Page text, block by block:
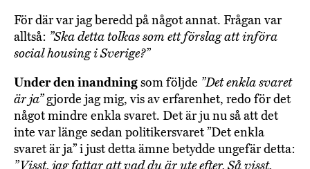
För där var jag beredd på något annat. Frågan var
alltså: ”Ska detta tolkas som ett förslag att införa
social housing i Sverige?”
Under den inandningsom följde ”Det enkla svaret
är ja”gjorde jag mig, vis av erfarenhet, redo för det
något mindre enkla svaret. Det är ju nu så att det
inte var länge sedan politikersvaret ”Det enkla
svaret är ja” i just detta ämne betydde ungefär detta:
”Visst, jag fattar att vad du är ute efter. Så visst,